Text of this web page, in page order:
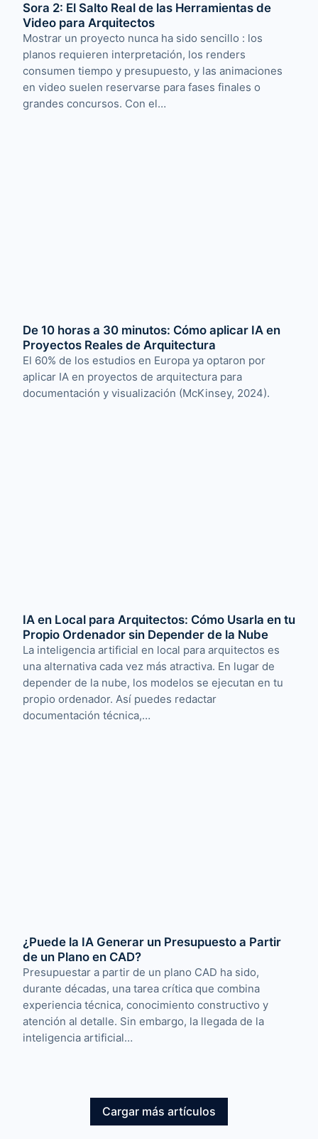
Sora 2: El Salto Real de las Herramientas de
Video para Arquitectos
Mostrar un proyecto nunca ha sido sencillo : los
planos requieren interpretación, los renders
consumen tiempo y presupuesto, y las animaciones
en video suelen reservarse para fases finales o
grandes concursos. Con el…
De 10 horas a 30 minutos: Cómo aplicar IA en
Proyectos Reales de Arquitectura
El 60% de los estudios en Europa ya optaron por
aplicar IA en proyectos de arquitectura para
documentación y visualización (McKinsey, 2024).
IA en Local para Arquitectos: Cómo Usarla en tu
Propio Ordenador sin Depender de la Nube
La inteligencia artificial en local para arquitectos es
una alternativa cada vez más atractiva. En lugar de
depender de la nube, los modelos se ejecutan en tu
propio ordenador. Así puedes redactar
documentación técnica,…
¿Puede la IA Generar un Presupuesto a Partir
de un Plano en CAD?
Presupuestar a partir de un plano CAD ha sido,
durante décadas, una tarea crítica que combina
experiencia técnica, conocimiento constructivo y
atención al detalle. Sin embargo, la llegada de la
inteligencia artificial…
Cargar más artículos